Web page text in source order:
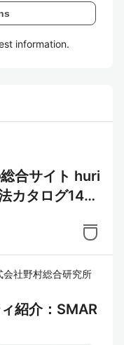
information.
合サイト huri
カタログ144
会社野村総合研究所
紹介：SMAR